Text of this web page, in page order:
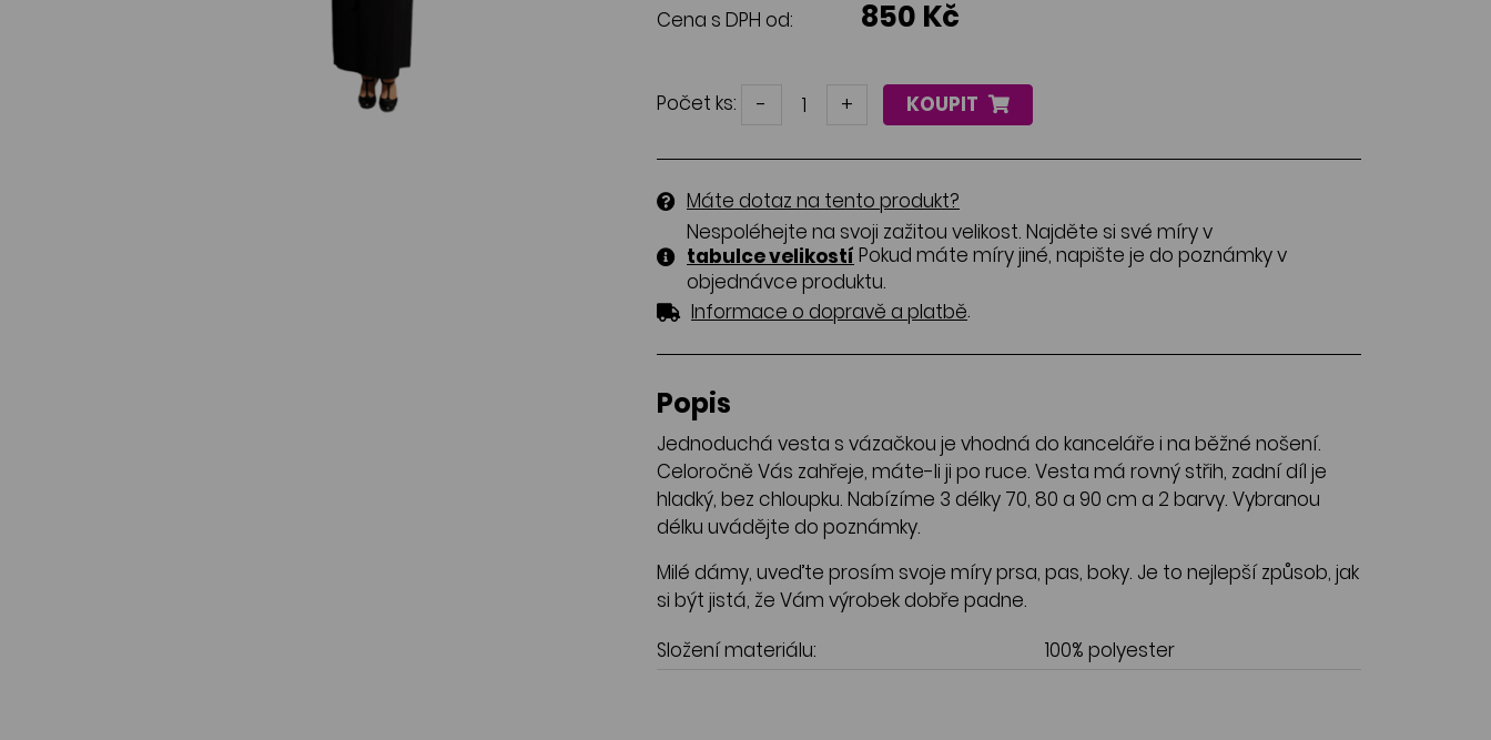
Cena s DPH od:
850 Kč
Počet ks: - + KOUPIT
Máte dotaz na tento produkt?
Nespoléhejte na svoji zažitou velikost. Najděte si své míry v
tabulce velikostí Pokud máte míry jiné, napište je do poznámky v
objednávce produktu.
Informace o dopravě a platbě.
Popis
Jednoduchá vesta s vázačkou je vhodná do kanceláře i na běžné nošení.
Celoročně Vás zahřeje, máte-li ji po ruce. Vesta má rovný střih, zadní díl je
hladký, bez chloupku. Nabízíme 3 délky 70, 80 a 90 cm a 2 barvy. Vybranou
délku uvádějte do poznámky.
Milé dámy, uveďte prosím svoje míry prsa, pas, boky. Je to nejlepší způsob, jak
si být jistá, že Vám výrobek dobře padne.
Složení materiálu:
100% polyester